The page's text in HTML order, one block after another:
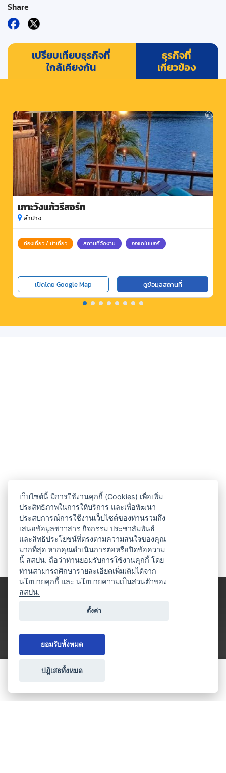
Share
เปรียบเทียบธุรกิจที่
ใกล้เคียงกัน
ธุรกิจที่
เกี่ยวข้อง
เกาะวังแก้วรีสอร์ท
ลำปาง
ท่องเที่ยว / นำเที่ยว สถานที่จัดงาน ออแกไนเซอร์
เปิดโดย Google Map ดูข้อมูลสถานที่
ประเภทธุรกิจไมซ์
เว็บไซต์นี้ มีการใช้งานคุกกี้ (Cookies) เพื่อเพิ่ม
ประสิทธิภาพในการให้บริการ และเพื่อพัฒนา
ประสบการณ์การใช้งานเว็บไซต์ของท่านรวมถึง
เสนอข้อมูลข่าวสาร กิจกรรม ประชาสัมพันธ์
และสิทธิประโยชน์ที่ตรงตามความสนใจของคุณ
มากที่สุด หากคุณดำเนินการต่อหรือปิดข้อความ
นี้ สสปน. ถือว่าท่านยอมรับการใช้งานคุกกี้ โดย
ท่านสามารถศึกษารายละเอียดเพิ่มเติมได้จาก
นโยบายคุกกี้ และนโยบายความเป็นส่วนตัวของ
สสปน.
ตั้งค่า
ยอมรับทั้งหมด
ปฎิเสธทั้งหมด